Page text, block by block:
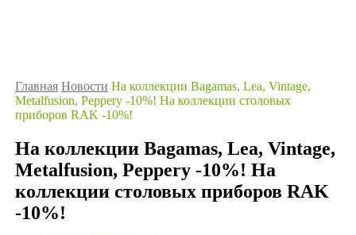
Главная Новости На коллекции Bagamas, Lea, Vintage,
Metalfusion, Peppery -10%! На коллекции столовых
приборов RAK -10%!
На коллекции Bagamas, Lea, Vintage,
Metalfusion, Peppery -10%! На
коллекции столовых приборов RAK
-10%!